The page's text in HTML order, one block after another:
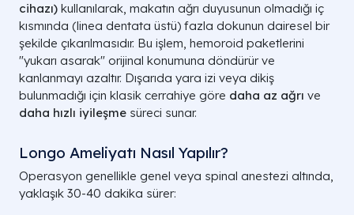
cihazı) kullanılarak, makatın ağrı duyusunun olmadığı iç
kısmında (linea dentata üstü) fazla dokunun dairesel bir
şekilde çıkarılmasıdır. Bu işlem, hemoroid paketlerini
"yukarı asarak" orijinal konumuna döndürür ve
kanlanmayı azaltır. Dışarıda yara izi veya dikiş
bulunmadığı için klasik cerrahiye göre daha az ağrı ve
daha hızlı iyileşme süreci sunar.
Longo Ameliyatı Nasıl Yapılır?
Operasyon genellikle genel veya spinal anestezi altında,
yaklaşık 30-40 dakika sürer: